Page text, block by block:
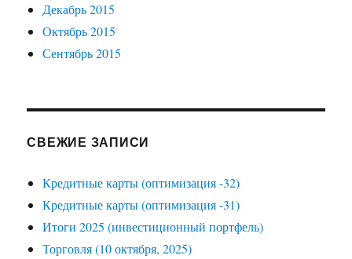
Декабрь 2015
Октябрь 2015
Сентябрь 2015
СВЕЖИЕ ЗАПИСИ
Кредитные карты (оптимизация -32)
Кредитные карты (оптимизация -31)
Итоги 2025 (инвестиционный портфель)
Торговля (10 октября, 2025)